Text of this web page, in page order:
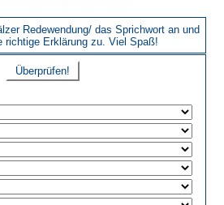
Redewendung/ das Sprichwort an und
richtige Erklärung zu. Viel Spaß!
Überprüfen!